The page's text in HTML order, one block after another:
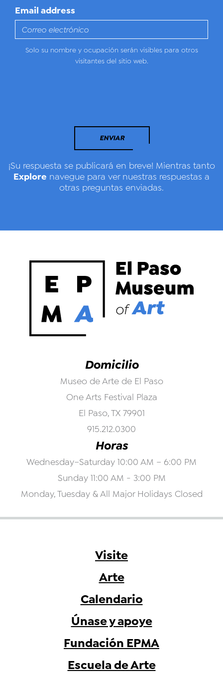
Email address
Solo su nombre y ocupación serán visibles para otros
visitantes del sitio web.
ENVIAR
¡Su respuesta se publicará en breve! Mientras tanto
Explore navegue para ver nuestras respuestas a
otras preguntas enviadas.
Domicilio
Museo de Arte de El Paso
One Arts Festival Plaza
El Paso, TX 79901
915.212.0300
Horas
Wednesday–Saturday 10:00 AM – 6:00 PM
Sunday 11:00 AM - 3:00 PM
Monday, Tuesday & All Major Holidays Closed
Visite
Arte
Calendario
Únase y apoye
Fundación EPMA
Escuela de Arte